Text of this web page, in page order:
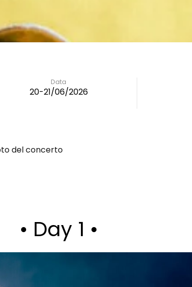
Data
20-21/06/2026
del concerto
• Day 1 •